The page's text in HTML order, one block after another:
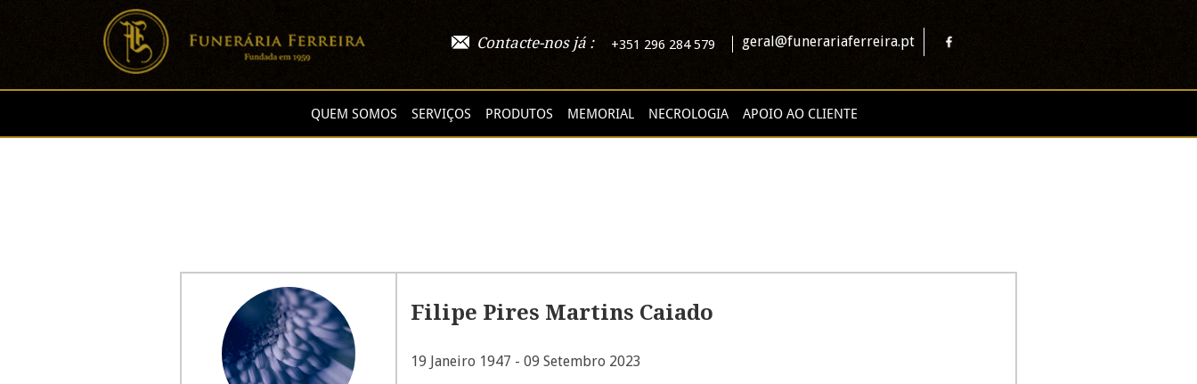
Contacte-nos já : +351 296 284 579 geral@funerariaferreira.pt
QUEM SOMOS SERVIÇOS PRODUTOS MEMORIAL NECROLOGIA APOIO AO CLIENTE
Filipe Pires Martins Caiado
19 Janeiro 1947 - 09 Setembro 2023